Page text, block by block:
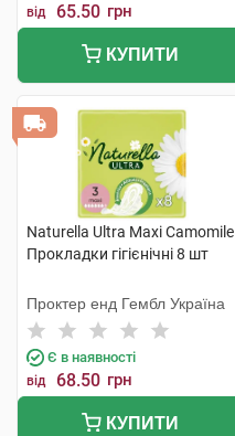
від 65.50 грн
КУПИТИ
Naturella Ultra Maxi Camomile
Прокладки гігієнічні 8 шт
Проктер енд Гембл Україна
Є в наявності
від 68.50 грн
КУПИТИ